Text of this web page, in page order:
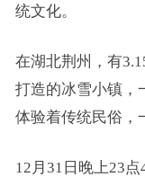
统文化。
在湖北荆州，有
打造的冰雪小镇，
体验着传统民俗，
12月31日晚上23